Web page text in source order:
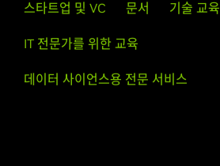
스타트업 및 VC 문서 기술 교육
IT 전문가를 위한 교육
데이터 사이언스용 전문 서비스